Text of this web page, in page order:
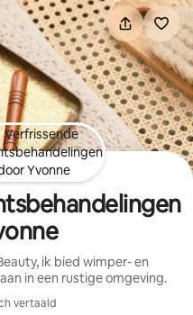
ik bied wimper- en
in een rustige omgeving.
vertaald